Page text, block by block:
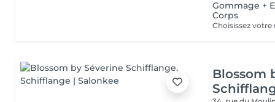
Gommage +
Corps
Blossom